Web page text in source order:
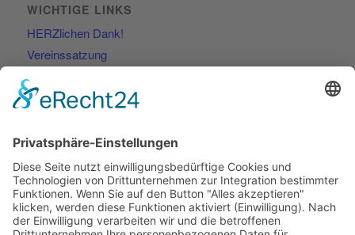
WICHTIGE LINKS
HERZlichen Dank!
Vereinssatzung
Kontakt
RECHTLICHES
Impressum
Datenschutzerklärung